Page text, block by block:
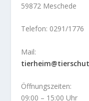
59872 Meschede
Telefon: 0291/1776
Mail:
Öffnungszeiten:
09:00 – 15:00 Uhr